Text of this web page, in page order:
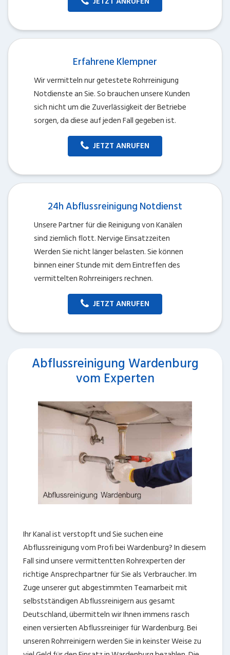
Erfahrene Klempner
Wir vermitteln nur getestete Rohrreinigung
Notdienste an Sie. So brauchen unsere Kunden
sich nicht um die Zuverlässigkeit der Betriebe
sorgen, da diese auf jeden Fall gegeben ist.
JETZT ANRUFEN
24h Abflussreinigung Notdienst
Unsere Partner für die Reinigung von Kanälen
sind ziemlich flott. Nervige Einsatzzeiten
Werden Sie nicht länger belasten. Sie können
binnen einer Stunde mit dem Eintreffen des
vermittelten Rohrreinigers rechnen.
JETZT ANRUFEN
Abflussreinigung Wardenburg
vom Experten
Ihr Kanal ist verstopft und Sie suchen eine
Abflussreinigung vom Profi bei Wardenburg? In diesem
Fall sind unsere vermittentten Rohrexperten der
richtige Ansprechpartner für Sie als Verbraucher. Im
Zuge unserer gut abgestimmten Teamarbeit mit
selbstständigen Abflussreinigern aus gesamt
Deutschland, übermitteln wir Ihnen immens rasch
einen versierten Abflussreiniger für Wardenburg. Bei
unseren Rohrreinigern werden Sie in keinster Weise zu